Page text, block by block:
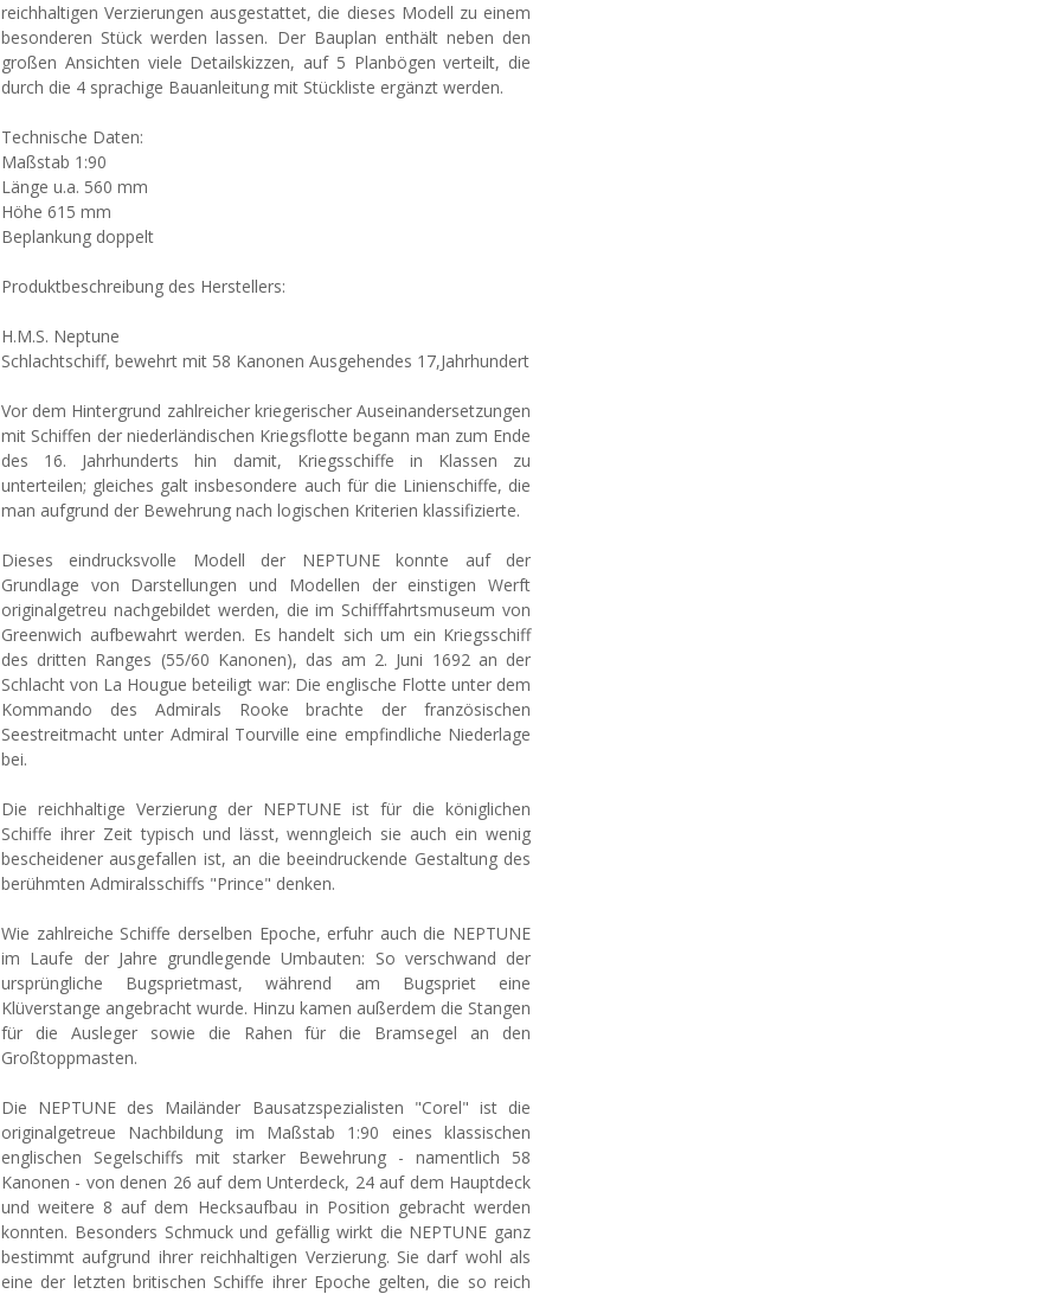
reichhaltigen Verzierungen ausgestattet, die dieses Modell zu einem
besonderen Stück werden lassen. Der Bauplan enthält neben den
großen Ansichten viele Detailskizzen, auf 5 Planbögen verteilt, die
durch die 4 sprachige Bauanleitung mit Stückliste ergänzt werden.
Technische Daten:
Maßstab 1:90
Länge u.a. 560 mm
Höhe 615 mm
Beplankung doppelt
Produktbeschreibung des Herstellers:
H.M.S. Neptune
Schlachtschiff, bewehrt mit 58 Kanonen Ausgehendes 17,Jahrhundert
Vor dem Hintergrund zahlreicher kriegerischer Auseinandersetzungen
mit Schiffen der niederländischen Kriegsflotte begann man zum Ende
des 16. Jahrhunderts hin damit, Kriegsschiffe in Klassen zu
unterteilen; gleiches galt insbesondere auch für die Linienschiffe, die
man aufgrund der Bewehrung nach logischen Kriterien klassifizierte.
Dieses eindrucksvolle Modell der NEPTUNE konnte auf der
Grundlage von Darstellungen und Modellen der einstigen Werft
originalgetreu nachgebildet werden, die im Schifffahrtsmuseum von
Greenwich aufbewahrt werden. Es handelt sich um ein Kriegsschiff
des dritten Ranges (55/60 Kanonen), das am 2. Juni 1692 an der
Schlacht von La Hougue beteiligt war: Die englische Flotte unter dem
Kommando des Admirals Rooke brachte der französischen
Seestreitmacht unter Admiral Tourville eine empfindliche Niederlage
bei.
Die reichhaltige Verzierung der NEPTUNE ist für die königlichen
Schiffe ihrer Zeit typisch und lässt, wenngleich sie auch ein wenig
bescheidener ausgefallen ist, an die beeindruckende Gestaltung des
berühmten Admiralsschiffs "Prince" denken.
Wie zahlreiche Schiffe derselben Epoche, erfuhr auch die NEPTUNE
im Laufe der Jahre grundlegende Umbauten: So verschwand der
ursprüngliche Bugsprietmast, während am Bugspriet eine
Klüverstange angebracht wurde. Hinzu kamen außerdem die Stangen
für die Ausleger sowie die Rahen für die Bramsegel an den
Großtoppmasten.
Die NEPTUNE des Mailänder Bausatzspezialisten "Corel" ist die
originalgetreue Nachbildung im Maßstab 1:90 eines klassischen
englischen Segelschiffs mit starker Bewehrung - namentlich 58
Kanonen - von denen 26 auf dem Unterdeck, 24 auf dem Hauptdeck
und weitere 8 auf dem Hecksaufbau in Position gebracht werden
konnten. Besonders Schmuck und gefällig wirkt die NEPTUNE ganz
bestimmt aufgrund ihrer reichhaltigen Verzierung. Sie darf wohl als
eine der letzten britischen Schiffe ihrer Epoche gelten, die so reich